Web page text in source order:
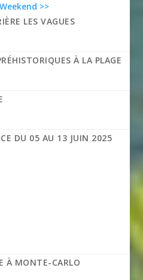
>>
LES VAGUES
À LA PLAGE
DU 05 AU 13 JUIN 2025
À MONTE-CARLO